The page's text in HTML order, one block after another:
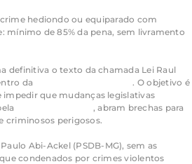
hediondo ou equiparado com
mínimo de 85% da pena, sem livramento
definitiva o texto da chamada Lei Raul
da
. O objetivo é
impedir que mudanças legislativas
, abram brechas para
criminosos perigosos.
Abi-Ackel (PSDB-MG), sem as
condenados por crimes violentos